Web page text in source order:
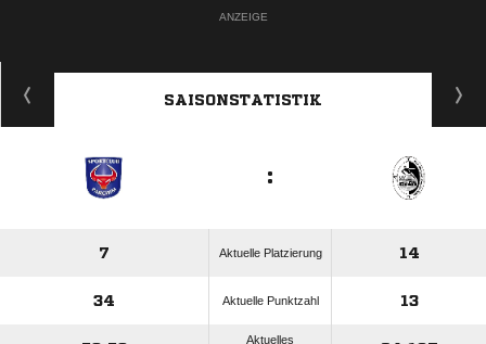
ANZEIGE
SAISONSTATISTIK
:
7 Aktuelle Platzierung 14
34 Aktuelle Punktzahl 13
Aktuelles